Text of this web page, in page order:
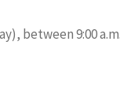
between 9:00